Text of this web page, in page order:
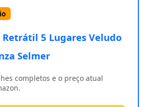
Retrátil 5 Lugares Veludo
Selmer
completos e o preço atual